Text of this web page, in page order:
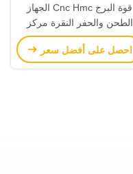
قوة البرج Cnc Hmc الجهاز
الطحن والحفر النقرة مركز
معالجة CNC
احصل على أفضل سعر